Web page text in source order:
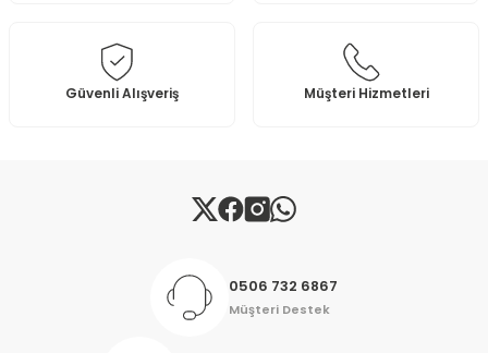
Bu ürüne benzer farklı alternatifler olmalı.
Gönder
Güvenli Alışveriş Müşteri Hizmetleri
0506 732 6867
Müşteri Destek